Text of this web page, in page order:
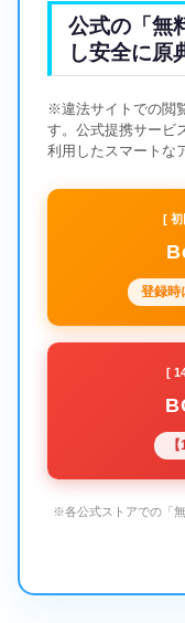
公式の「無
し安全に原
※違法サイトでの閲
す。公式提携サービ
利用したスマートな
[ 初
登録時
[
※各公式ストアでの「